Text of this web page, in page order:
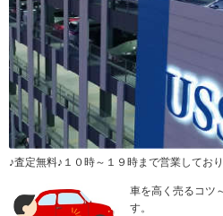
♪査定無料♪１０時～１９時まで営業しており
車を高く売るコツ
す。